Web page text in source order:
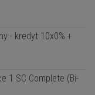
- kredyt 10x0% +
1 SC Complete (Bi-